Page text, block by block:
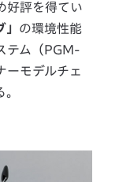
好評を得てい
」 の環境性能
テム（PGM-
ーモデルチェ